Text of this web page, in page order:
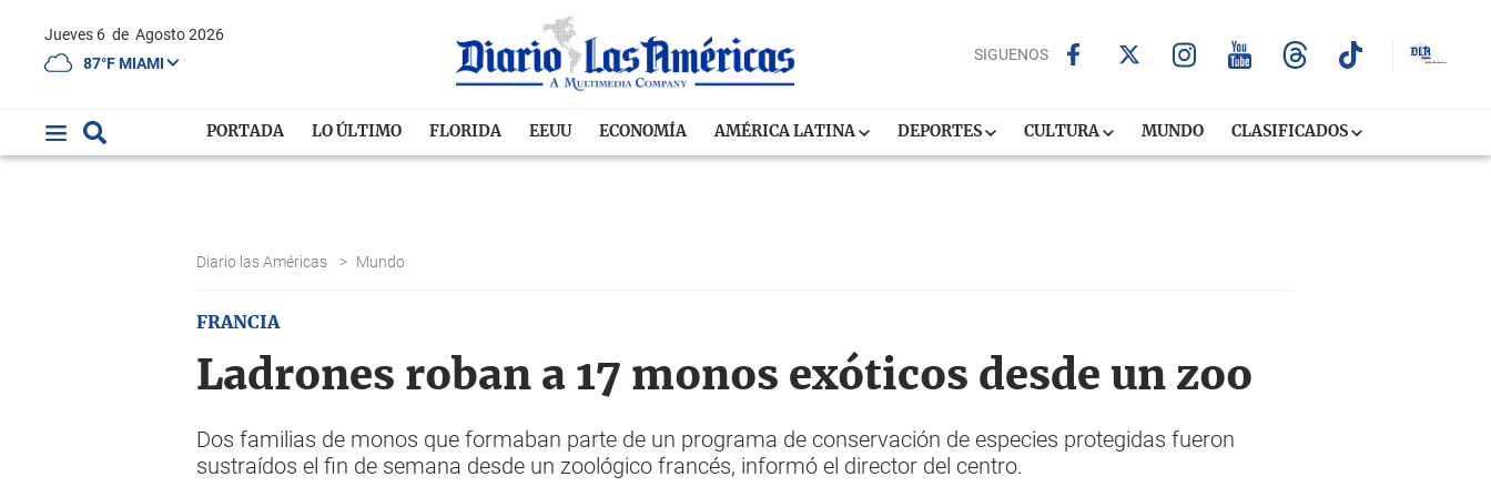
Jueves 6 de Agosto 2026
87°F MIAMI
SIGUENOS
PORTADA LO ÚLTIMO FLORIDA EEUU ECONOMÍA AMÉRICA LATINA DEPORTES CULTURA MUNDO CLASIFICADOS
Diario las Américas > Mundo
FRANCIA
Ladrones roban a 17 monos exóticos desde un zoo
Dos familias de monos que formaban parte de un programa de conservación de especies protegidas fueron
sustraídos el fin de semana desde un zoológico francés, informó el director del centro.